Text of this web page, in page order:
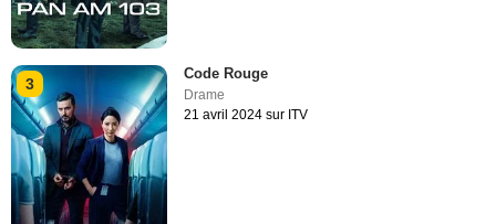
3
Code Rouge
Drame
21 avril 2024 sur ITV